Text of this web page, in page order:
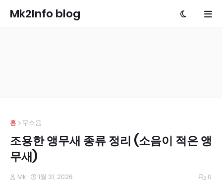
Mk2Info blog
홈 무소음
조용한 앵무새 종류 정리 (소음이 적은 앵
무새)
Mk 1월 31, 2026 0